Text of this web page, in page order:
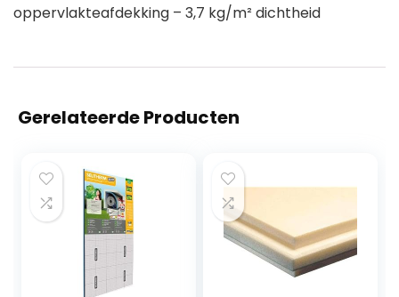
oppervlakteafdekking – 3,7 kg/m² dichtheid
Gerelateerde Producten